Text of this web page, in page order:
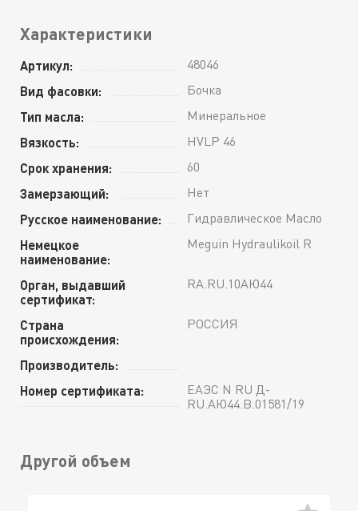
Характеристики
Артикул: 48046
Вид фасовки: Бочка
Тип масла: Минеральное
Вязкость: HVLP 46
Срок хранения: 60
Замерзающий: Нет
Русское наименование: Гидравлическое Масло
Немецкое
наименование:
Meguin Hydraulikoil R
Орган, выдавший
сертификат:
RA.RU.10АЮ44
Страна
происхождения:
РОССИЯ
Производитель:
Номер сертификата:
ЕАЭС N RU Д-
RU.АЮ44.В.01581/19
Другой объем